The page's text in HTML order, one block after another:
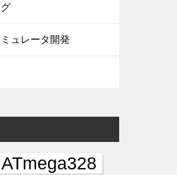
ュレータ開発
ATmega328